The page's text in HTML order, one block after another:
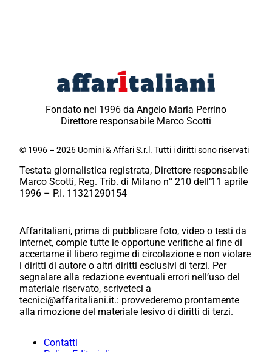
Fondato nel 1996 da Angelo Maria Perrino
Direttore responsabile Marco Scotti
© 1996 – 2026 Uomini & Affari S.r.l. Tutti i diritti sono riservati
Testata giornalistica registrata, Direttore responsabile
Marco Scotti, Reg. Trib. di Milano n° 210 dell’11 aprile
1996 – P.I. 11321290154
Affaritaliani, prima di pubblicare foto, video o testi da
internet, compie tutte le opportune verifiche al fine di
accertarne il libero regime di circolazione e non violare
i diritti di autore o altri diritti esclusivi di terzi. Per
segnalare alla redazione eventuali errori nell’uso del
materiale riservato, scriveteci a
tecnici@affaritaliani.it.: provvederemo prontamente
alla rimozione del materiale lesivo di diritti di terzi.
Contatti